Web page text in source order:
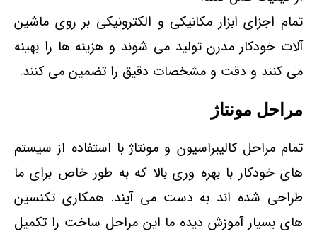
تمام اجزای ابزار مکانیکی و الکترونیکی بر روی ماشین
آلات خودکار مدرن تولید می شوند و هزینه ها را بهینه
می کنند و دقت و مشخصات دقیق را تضمین می کنند.
مراحل مونتاژ
تمام مراحل کالیبراسیون و مونتاژ با استفاده از سیستم
های خودکار با بهره وری بالا که به طور خاص برای ما
طراحی شده اند به دست می آیند. همکاری تکنسین
های بسیار آموزش دیده ما این مراحل ساخت را تکمیل